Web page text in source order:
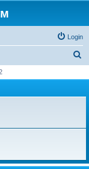
Login
r
h